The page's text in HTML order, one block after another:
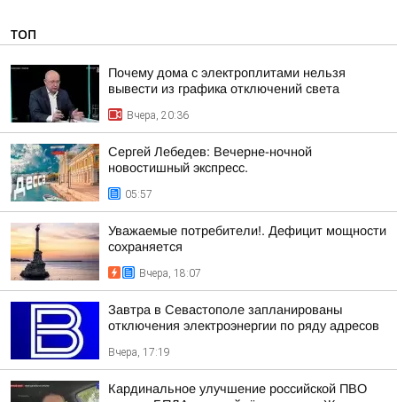
ТОП
Почему дома с электроплитами нельзя
вывести из графика отключений света
Вчера, 20:36
Сергей Лебедев: Вечерне-ночной
новостишный экспресс.
05:57
Уважаемые потребители!. Дефицит мощности
сохраняется
Вчера, 18:07
Завтра в Севастополе запланированы
отключения электроэнергии по ряду адресов
Вчера, 17:19
Кардинальное улучшение российской ПВО